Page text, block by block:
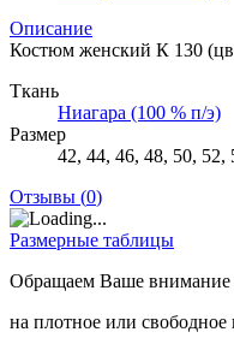
Описание
Костюм женский К 130
Ткань
Ниагара (100 % п/э)
Размер
42, 44, 46, 48, 50, 52,
Отзывы (0)
Размерные таблицы
Обращаем Ваше внимание
на плотное или свободное